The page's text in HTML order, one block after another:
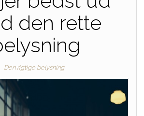
den rette
Den rigtige belysning